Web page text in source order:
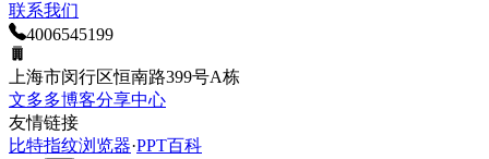
联系我们
4006545199
上海市闵行区恒南路399号A栋
文多多博客分享中心
友情链接
比特指纹浏览器·PPT百科